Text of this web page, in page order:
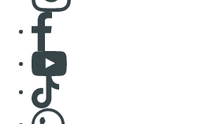
Consulter page Facebook
Consulter Youtube
Consulter TikTok